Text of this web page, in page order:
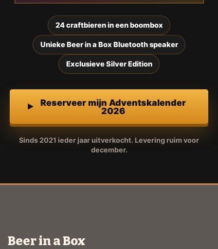
24 craftbieren in een boombox
Unieke Beer in a Box Bluetooth speaker
Exclusieve Silver Edition
Reserveer mijn Adventskalender
2026
Sinds 2021 ieder jaar uitverkocht. Levering ruim voor
december.
Beer in a Box